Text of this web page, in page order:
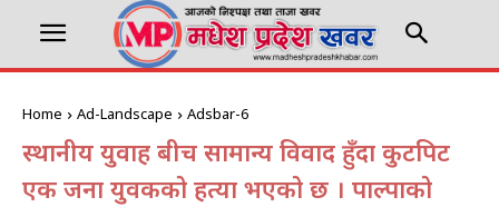
Home Ad-Landscape Adsbar-6
स्थानीय युवाहरू बीच सामान्य विवाद हुँदा कुटपिट
एक जना युवकको हत्या भएको छ । पाल्पाको